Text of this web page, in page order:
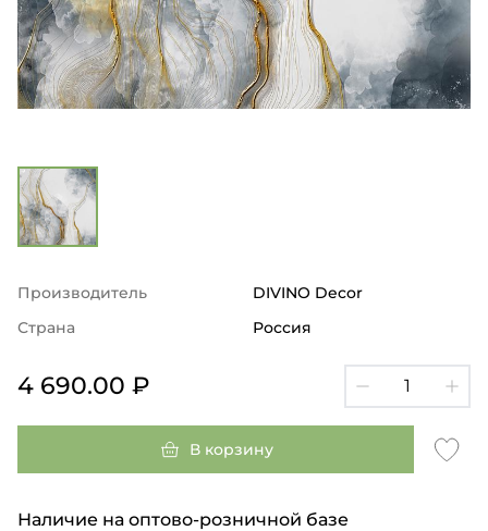
Производитель
DIVINO Decor
Страна
Россия
4 690.00 ₽
В корзину
Наличие на оптово-розничной базе